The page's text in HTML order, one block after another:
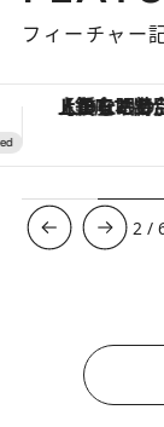
フィーチャー
3 /